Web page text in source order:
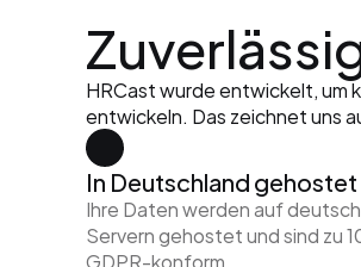
HRCast wurde entwickelt, um
entwickeln. Das zeichnet uns
In Deutschland gehostet
Ihre Daten werden auf
Servern gehostet und sind zu
GDPR-konform.